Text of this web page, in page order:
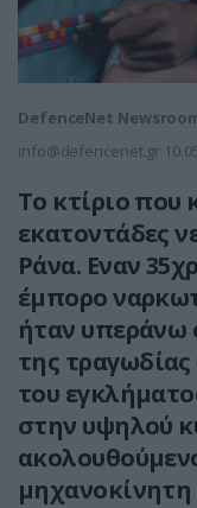
DefenceNet
info@defencenet.gr
Το κτίριο που
εκατοντάδες
Ράνα. Εναν
έμπορο
ήταν υπεράνω
της
του
στην υψηλού